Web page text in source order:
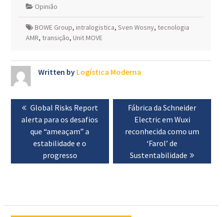
Opinião
BOWE Group, intralogistica, Sven Wosny, tecnologia
AMR, transição, Unit MOVE
Written by Logística Moderna
Navegação
artigos
Previous
post:
Global Risks Report
alerta para os desafios
que “ameaçam” a
estabilidade e o
progresso
Next
post:
Fábrica da Schneider
Electric em Wuxi
reconhecida como um
‘Farol’ de
Sustentabilidade